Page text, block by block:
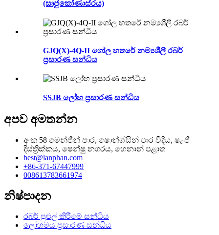
(සෘජුකෝණාස්රය)
GJQ(X)-4Q-II ගෝල හතරේ නම්‍යශීලී රබර්
ප්‍රසාරණ සන්ධිය
SSJB ලෝහ ප්‍රසාරණ සන්ධිය
අපව අමතන්න
අංක 58 මෙන්ජින් පාර, ෂොන්ග්සින් පාර වීදිය, ෂැංජි
දිස්ත්‍රික්කය, ෂෙන්ෂු නගරය, හෙනාන් පළාත
best@lanphan.com
+86-371-67447999
008613783661974
නිෂ්පාදන
රබර් පුළුල් කිරීමේ සන්ධිය
ලෝහමය ප්‍රසාරණ සන්ධිය